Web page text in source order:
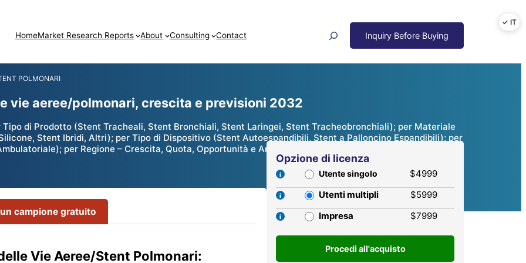
HomeMarket Research Reports About Consulting Contact
POLMONARI
vie aeree/polmonari, crescita e previsioni 2032
di Prodotto (Stent Tracheali, Stent Bronchiali, Stent Laringei, Stent Tracheobronchiali); per Materiale
Stent Ibridi, Altri); per Tipo di Dispositivo (Stent Autoespandibili, Stent a Palloncino Espandibili); per
per Regione – Crescita, Quota, Opportunità e Analisi Competitiva, 2024 – 2032
campione gratuito
Vie Aeree/Stent Polmonari:
Opzione di licenza
Utente singolo
$4999
Utenti multipli
$5999
Impresa
$7999